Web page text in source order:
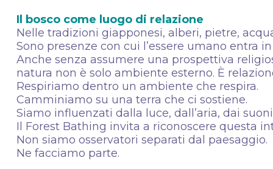
Il bosco come luogo di relazione
Nelle tradizioni giapponesi, alberi, pietre,
Sono presenze con cui l’essere umano entra
Anche senza assumere una prospettiva
natura non è solo ambiente esterno. È
Respiriamo dentro un ambiente che respira.
Camminiamo su una terra che ci sostiene.
Siamo influenzati dalla luce, dall’aria, dai
Il Forest Bathing invita a riconoscere questa
Non siamo osservatori separati dal paesaggio.
Ne facciamo parte.